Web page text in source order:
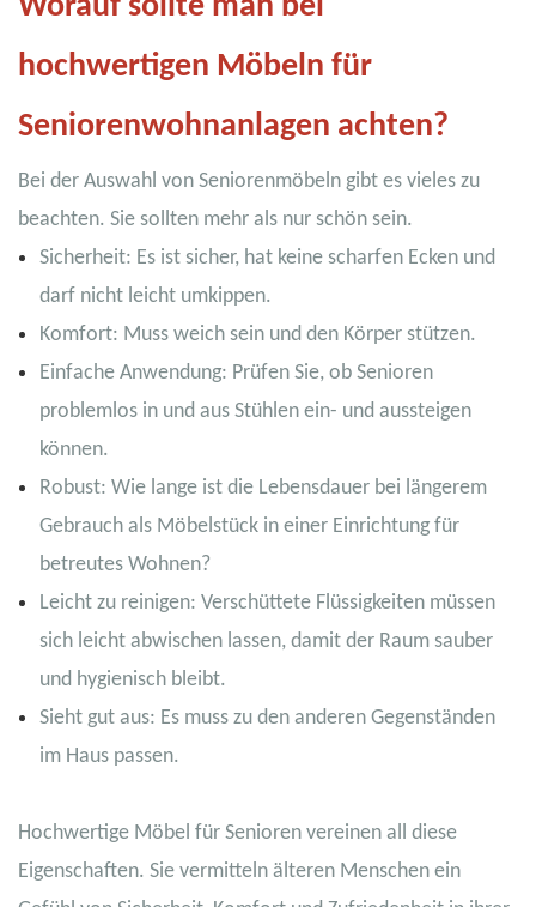
Worauf sollte man bei
hochwertigen Möbeln für
Seniorenwohnanlagen achten?
Bei der Auswahl von Seniorenmöbeln gibt es vieles zu
beachten. Sie sollten mehr als nur schön sein.
Sicherheit: Es ist sicher, hat keine scharfen Ecken und
darf nicht leicht umkippen.
Komfort: Muss weich sein und den Körper stützen.
Einfache Anwendung: Prüfen Sie, ob Senioren
problemlos in und aus Stühlen ein- und aussteigen
können.
Robust: Wie lange ist die Lebensdauer bei längerem
Gebrauch als Möbelstück in einer Einrichtung für
betreutes Wohnen?
Leicht zu reinigen: Verschüttete Flüssigkeiten müssen
sich leicht abwischen lassen, damit der Raum sauber
und hygienisch bleibt.
Sieht gut aus: Es muss zu den anderen Gegenständen
im Haus passen.
Hochwertige Möbel für Senioren vereinen all diese
Eigenschaften. Sie vermitteln älteren Menschen ein